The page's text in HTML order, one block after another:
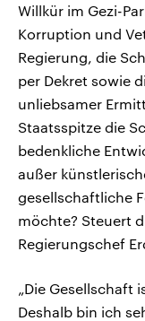
Willkür im Gezi-
Korruption und
Regierung, die
per Dekret sowie
unliebsamer
Staatsspitze die
bedenkliche
außer
gesellschaftliche
möchte? Steuert
Regierungschef
„Die Gesellschaft
Deshalb bin ich